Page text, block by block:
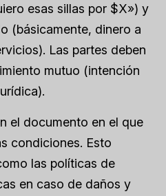
esas sillas por $X») y
(básicamente, dinero a
Las partes deben
mutuo (intención
el documento en el que
condiciones. Esto
las políticas de
en caso de daños y